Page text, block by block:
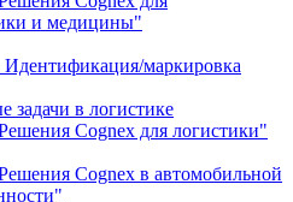
и медицины"
Идентификация/маркировка
задачи в логистике
Cognex для логистики"
Cognex в автомобильной